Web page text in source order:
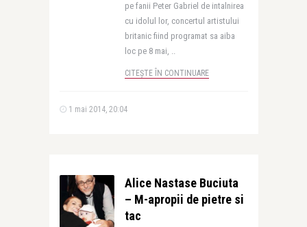
pe fanii Peter Gabriel de intalnirea
cu idolul lor, concertul artistului
britanic fiind programat sa aiba
loc pe 8 mai, ..
CITEȘTE ÎN CONTINUARE
1 mai 2014, 20:04
Alice Nastase Buciuta
– M-apropii de pietre si
tac